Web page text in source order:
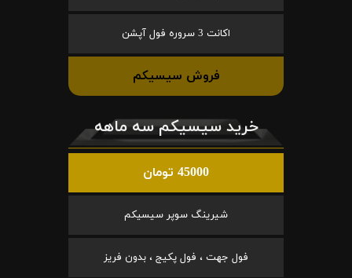
اکانت 3 سروره فول آپشن
فروش سیسیکم
خرید سیسیکم سه ماهه
45000 تومان
شیرینگ سوپر سیسیکم
فول جهت ، فول پکیج ، بدون فریز